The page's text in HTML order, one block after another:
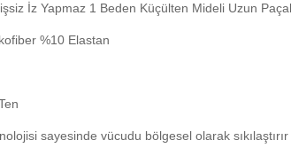
İz Yapmaz 1 Beden Küçülten Mideli Uzun
%10 Elastan
sayesinde vücudu bölgesel olarak